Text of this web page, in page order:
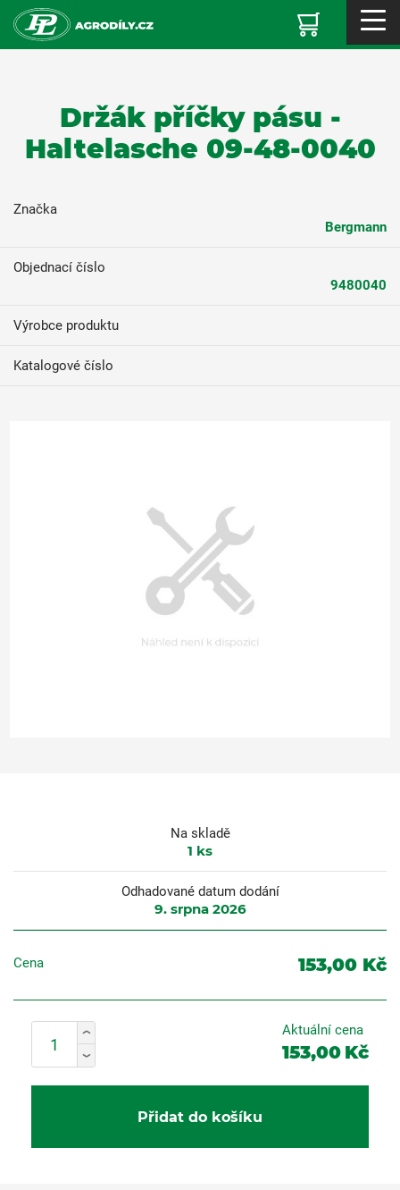
Držák příčky pásu -
Haltelasche 09-48-0040
Značka
Bergmann
Objednací číslo
9480040
Výrobce produktu
Katalogové číslo
Na skladě
1 ks
Odhadované datum dodání
9. srpna 2026
Cena 153,00 Kč
Aktuální cena
153,00 Kč
Přidat do košíku